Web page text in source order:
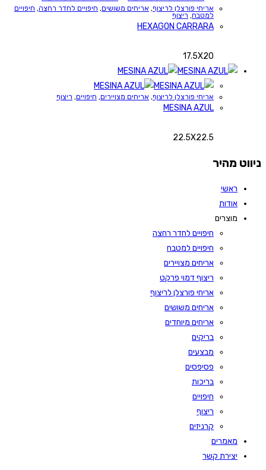
אריחי פורצלן לריצוף, אריחים משושים, חיפויים לחדר רחצה, חיפויים
למטבח, ריצוף
HEXAGON CARRARA
17.5X20
אריחי פורצלן לריצוף, אריחים מצויירים, חיפויים, ריצוף
MESINA AZUL
22.5X22.5
ניווט מהיר
ראשי
אודות
מוצרים
חיפויים לחדר רחצה
חיפויים למטבח
אריחים מצויירים
ריצוף דמוי פרקט
אריחי פורצלן לריצוף
אריחים משושים
אריחים מיוחדים
בריקים
מבצעים
פסיפסים
בריכות
חיפויים
ריצוף
קרניזים
מאמרים
יצירת קשר